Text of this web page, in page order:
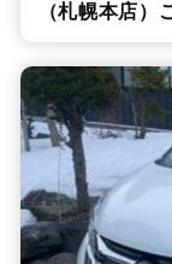
（札幌本店）